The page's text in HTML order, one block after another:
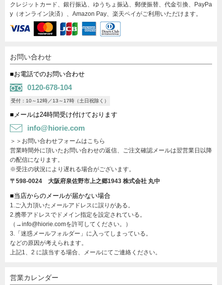
クレジットカード、銀行振込、ゆうちょ振込、郵便振替、代金引換、PayPa
y（オンライン決済）、Amazon Pay、楽天ペイがご利用いただけます。
お問い合わせ
■お電話でのお問い合わせ
0120-678-104
受付：10～12時／13～17時（土日祝除く）
■メールは24時間受け付けております
info@hiorie.com
＞＞お問い合わせフォームはこちら
営業時間外に頂いたお問い合わせの返信、ご注文確認メールは翌営業日以降
の配信になります。
※受注の状況により遅れる場合がございます。
〒598-0024 大阪府泉佐野市上之郷1943 株式会社 丸中
■当店からのメールが届かない場合
1.ご入力頂いたメールアドレスに誤りがある。
2.携帯アドレスでドメイン指定を設定されている。
（→info@hiorie.comを許可してください。）
3.「迷惑メールフォルダー」に入ってしまっている。
などの原因が考えられます。
上記1、2 に該当する場合、メールにてご連絡ください。
営業カレンダー